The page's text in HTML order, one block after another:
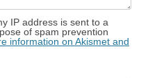
IP address is sent to a
of spam prevention
information on Akismet and